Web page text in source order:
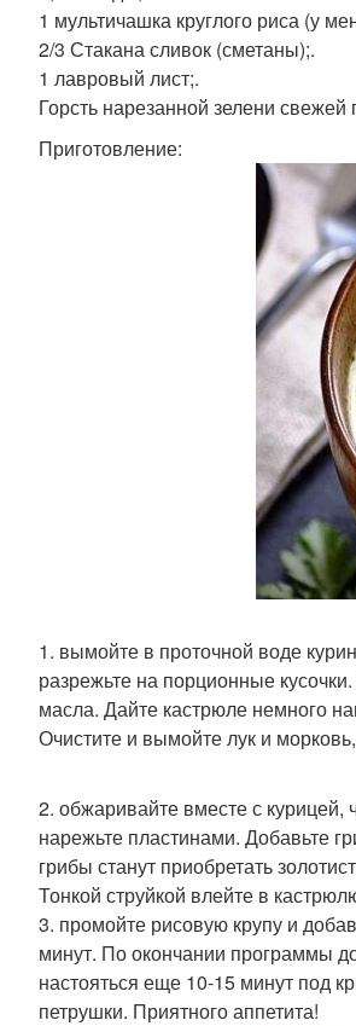
1 мультичашка круглого риса (у
2/3 Стакана сливок (сметаны);.
1 лавровый лист;.
Горсть нарезанной зелени свежей
Приготовление:
1. вымойте в проточной воде
разрежьте на порционные
масла. Дайте кастрюле немного
Очистите и вымойте лук и
2. обжаривайте вместе с
нарежьте пластинами. Добавьте
грибы станут приобретать
Тонкой струйкой влейте в
3. промойте рисовую крупу и
минут. По окончании программы
настояться еще 10-15 минут под
петрушки. Приятного аппетита!